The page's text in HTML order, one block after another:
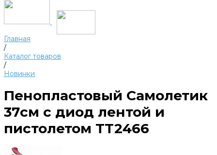
Главная
/
Каталог товаров
/
Новинки
Пенопластовый Самолетик
37см с диод лентой и
пистолетом TT2466